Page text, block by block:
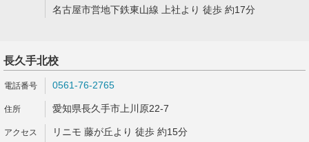
名古屋市営地下鉄東山線 上社より 徒歩 約17分
長久手北校
0561-76-2765
愛知県長久手市上川原22-7
リニモ 藤が丘より 徒歩 約15分